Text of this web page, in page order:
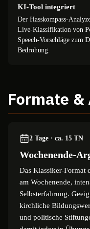
KI-Tool integriert
Der Hasskompass-
Live-Klassifikation von
Speech-Vorschläge zum
Bedrohung.
Formate &
2 Tage · ca. 15 TN
Wochenende-
Das Klassiker-Format
am Wochenende,
Selbsterfahrung.
kirchliche
und politische